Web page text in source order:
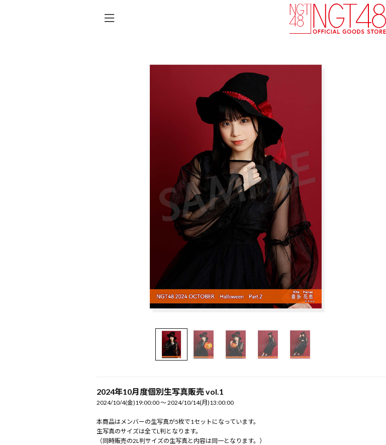
2024年10月度個別生写真販売 vol.1
2024/10/4(金)19:00:00 〜 2024/10/14(月)13:00:00
本商品はメンバーの生写真が5枚で1セットになっています。
生写真のサイズは全てL判となります。
（同時販売の2L判サイズの生写真と内容は同一となります。）